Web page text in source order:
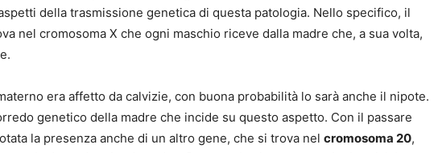
della trasmissione genetica di questa patologia. Nello specifico, il
nel cromosoma X che ogni maschio riceve dalla madre che, a sua volta,
era affetto da calvizie, con buona probabilità lo sarà anche il nipote.
genetico della madre che incide su questo aspetto. Con il passare
la presenza anche di un altro gene, che si trova nel cromosoma 20,